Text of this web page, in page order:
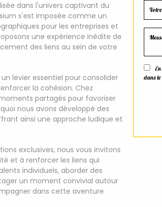
dans l'univers captivant du
s'est imposée comme un
pour les entreprises et
une expérience inédite de
des liens au sein de votre
levier essentiel pour consolider
la cohésion. Chez
partagés pour favoriser
nous avons développé des
ainsi une approche ludique et
exclusives, nous vous invitons
et à renforcer les liens qui
individuels, aborder des
un moment convivial autour
dans cette aventure
En
dans